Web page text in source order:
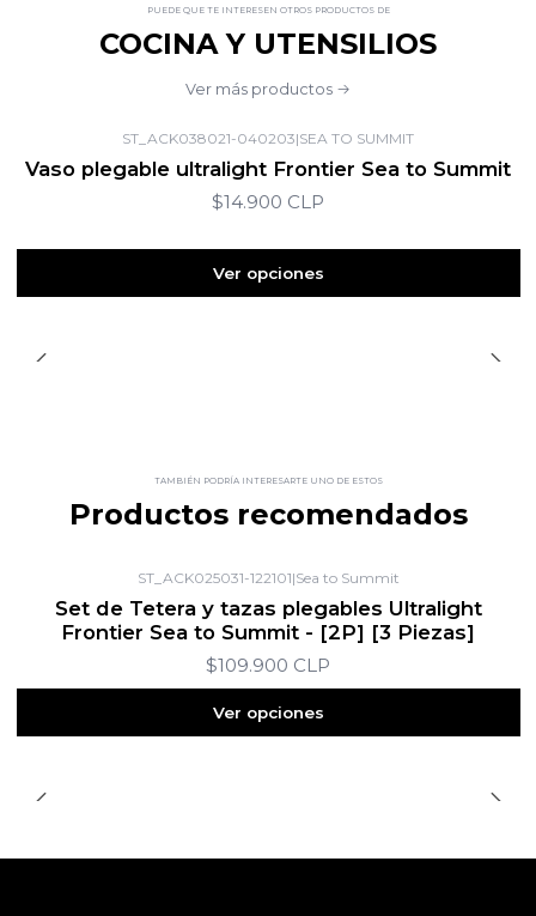
PUEDE QUE TE INTERESEN OTROS PRODUCTOS DE
COCINA Y UTENSILIOS
Ver más productos
ST_ACK038021-040203|SEA TO SUMMIT
Vaso plegable ultralight Frontier Sea to Summit
$14.900 CLP
Ver opciones
TAMBIÉN PODRÍA INTERESARTE UNO DE ESTOS
Productos recomendados
ST_ACK025031-122101|Sea to Summit
Set de Tetera y tazas plegables Ultralight
Frontier Sea to Summit - [2P] [3 Piezas]
$109.900 CLP
Ver opciones